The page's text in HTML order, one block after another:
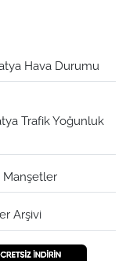
Hava Durumu
Trafik Yoğunluk
Manşetler
Arşivi